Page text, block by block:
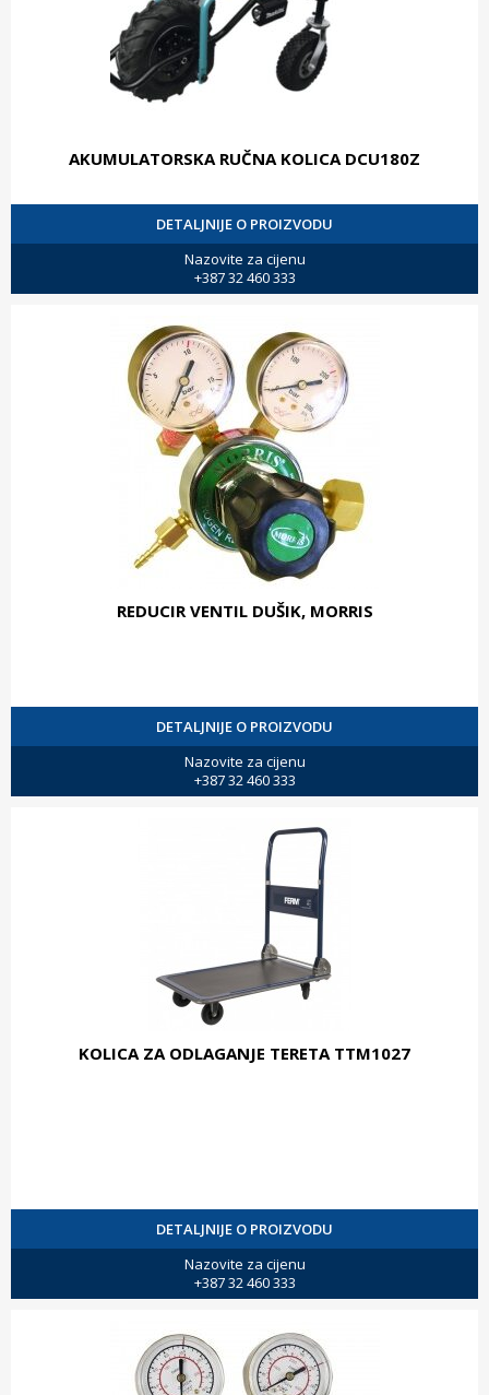
AKUMULATORSKA RUČNA KOLICA DCU180Z
DETALJNIJE O PROIZVODU
Nazovite za cijenu
+387 32 460 333
REDUCIR VENTIL DUŠIK, MORRIS
DETALJNIJE O PROIZVODU
Nazovite za cijenu
+387 32 460 333
KOLICA ZA ODLAGANJE TERETA TTM1027
DETALJNIJE O PROIZVODU
Nazovite za cijenu
+387 32 460 333